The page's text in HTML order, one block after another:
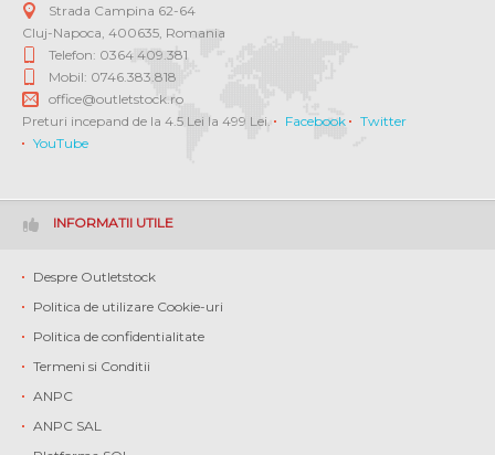
Strada Campina 62-64
Cluj-Napoca 400635 Romania
Telefon: 0364 409.381
Mobil: 0746.383.818
office@outletstock.ro
Preturi incepand de la 4.5 Lei la 499 Lei.
Facebook
Twitter
YouTube
INFORMATII UTILE
Despre Outletstock
Politica de utilizare Cookie-uri
Politica de confidentialitate
Termeni si Conditii
ANPC
ANPC SAL